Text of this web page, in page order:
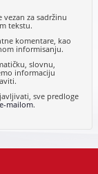
za sadržinu
tekstu.
komentare, kao
informisanju.
slovnu,
informaciju
sve predloge
mailom.